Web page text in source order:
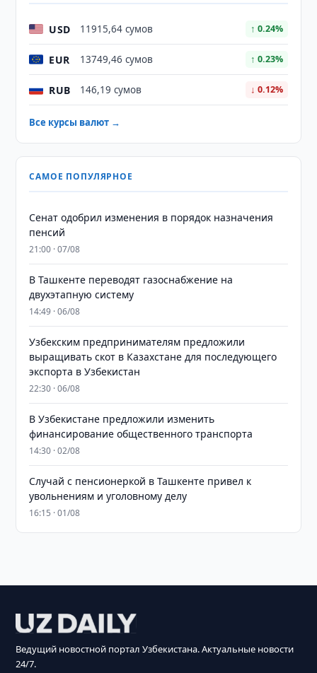
USD 11915,64 сумов ↑ 0.24%
EUR 13749,46 сумов ↑ 0.23%
RUB 146,19 сумов ↓ 0.12%
Все курсы валют →
САМОЕ ПОПУЛЯРНОЕ
Сенат одобрил изменения в порядок назначения
пенсий
21:00 · 07/08
В Ташкенте переводят газоснабжение на
двухэтапную систему
14:49 · 06/08
Узбекским предпринимателям предложили
выращивать скот в Казахстане для последующего
экспорта в Узбекистан
22:30 · 06/08
В Узбекистане предложили изменить
финансирование общественного транспорта
14:30 · 02/08
Случай с пенсионеркой в Ташкенте привел к
увольнениям и уголовному делу
16:15 · 01/08
Ведущий новостной портал Узбекистана. Актуальные новости
24/7.